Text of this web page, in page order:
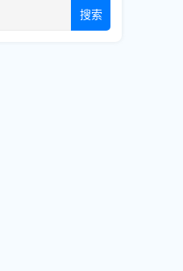
搜索